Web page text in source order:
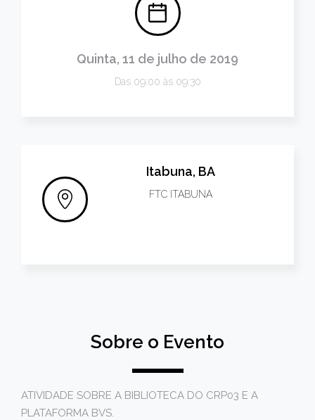
Quinta, 11 de julho de 2019
Das 09:00 às 09:30
Itabuna, BA
FTC ITABUNA
Sobre o Evento
ATIVIDADE SOBRE A BIBLIOTECA DO CRP03 E A
PLATAFORMA BVS.